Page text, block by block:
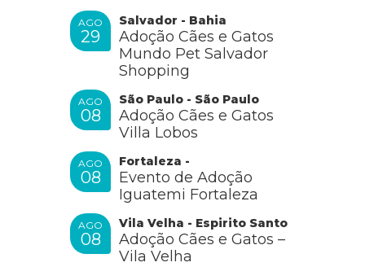
AGO
29
Salvador - Bahia
Adoção Cães e Gatos
Mundo Pet Salvador
Shopping
AGO
08
São Paulo - São Paulo
Adoção Cães e Gatos
Villa Lobos
AGO
08
Fortaleza -
Evento de Adoção
Iguatemi Fortaleza
AGO
08
Vila Velha - Espirito Santo
Adoção Cães e Gatos –
Vila Velha